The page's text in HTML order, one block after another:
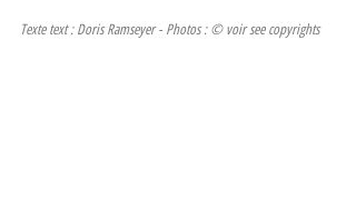
Texte text : Doris Ramseyer - Photos : © voir see copyrights